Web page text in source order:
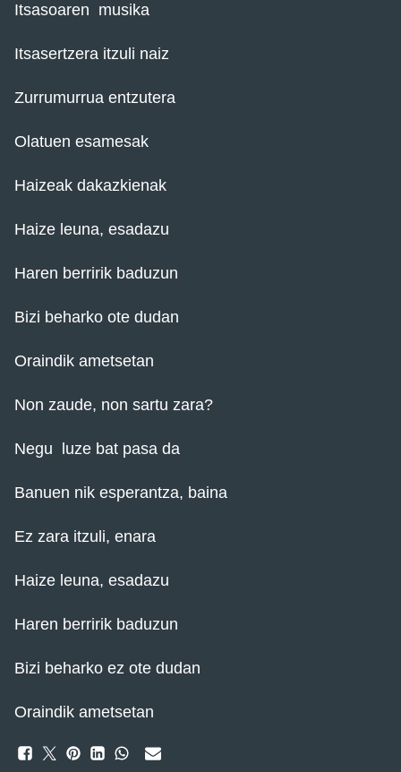
Itsasoaren musika
Itsasertzera itzuli naiz
Zurrumurrua entzutera
Olatuen esamesak
Haizeak dakazkienak
Haize leuna, esadazu
Haren berririk baduzun
Bizi beharko ote dudan
Oraindik ametsetan
Non zaude, non sartu zara?
Negu luze bat pasa da
Banuen nik esperantza, baina
Ez zara itzuli, enara
Haize leuna, esadazu
Haren berririk baduzun
Bizi beharko ez ote dudan
Oraindik ametsetan